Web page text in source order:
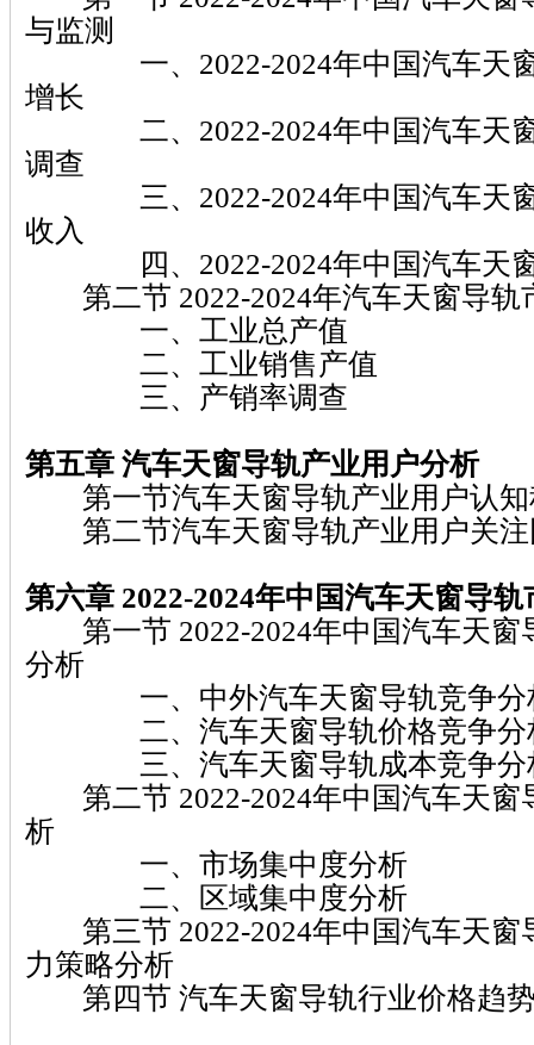
与监测
一、2022-2024年中国汽车天窗
增长
二、2022-2024年中国汽车天窗
调查
三、2022-2024年中国汽车天窗
收入
四、2022-2024年中国汽车天窗
第二节 2022-2024年汽车天窗导轨
一、工业总产值
二、工业销售产值
三、产销率调查
第五章 汽车天窗导轨产业用户分析
第一节汽车天窗导轨产业用户认知
第二节汽车天窗导轨产业用户关注
第六章 2022-2024年中国汽车天窗导轨
第一节 2022-2024年中国汽车天窗
分析
一、中外汽车天窗导轨竞争分
二、汽车天窗导轨价格竞争分
三、汽车天窗导轨成本竞争分
第二节 2022-2024年中国汽车天窗
析
一、市场集中度分析
二、区域集中度分析
第三节 2022-2024年中国汽车天窗
力策略分析
第四节 汽车天窗导轨行业价格趋